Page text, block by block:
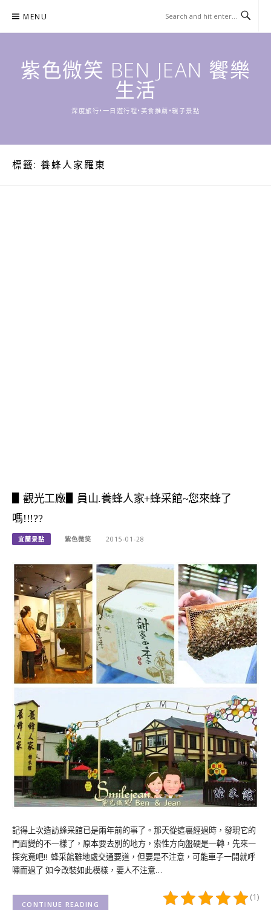
content
MENU
紫色微笑 BEN JEAN 饗樂
生活
深度旅行•一日遊行程•美食推薦•親子景點
標籤: 養蜂人家羅東
▋觀光工廠▋員山.養蜂人家+蜂采館~您來蜂了
嗎!!!??
宜蘭景點 紫色微笑 2015-01-28
記得上次造訪蜂采館已是兩年前的事了。那天從這裏經過時，發現它的
門面變的不一樣了，原本要去別的地方，索性方向盤硬是一轉，先來一
探究竟吧!! 蜂采館雖地處交通要道，但要是不注意，可能車子一開就呼
嘯而過了 如今改裝如此模樣，要人不注意…
(1)
CONTINUE READING